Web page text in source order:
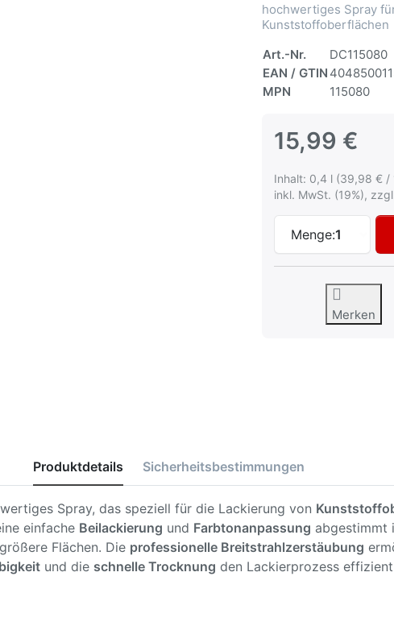
hochwertiges Spray
Kunststoffoberflächen
Art.-Nr.
DC115080
EAN / GTIN
MPN
115080
15,99 €
Inhalt: 0,4 l (39,98 € /
inkl. MwSt. (19%),
Menge:1
Merken
Produktdetails Sicherheitsbestimmungen
Spray, das speziell für die Lackierung von
einfache Beilackierung und Farbtonanpassung abgestimmt
Flächen. Die professionelle Breitstrahlzerstäubung
und die schnelle Trocknung den Lackierprozess